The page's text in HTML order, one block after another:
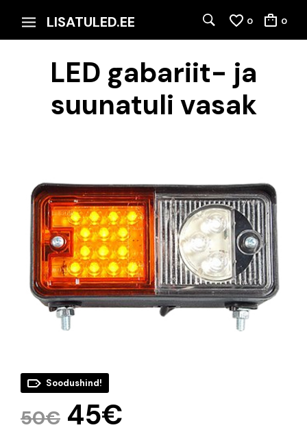
LISATULED.EE 0 0
LED gabariit- ja
suunatuli vasak
Soodushind!
50€ Original
45€